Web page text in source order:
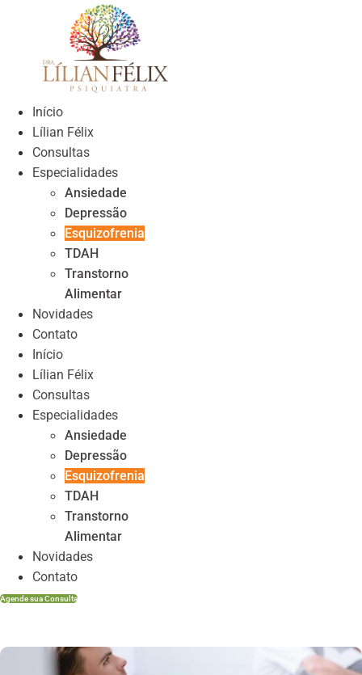
Início
Lílian Félix
Consultas
Especialidades
Ansiedade
Depressão
Esquizofrenia
TDAH
Transtorno
Alimentar
Novidades
Contato
Início
Lílian Félix
Consultas
Especialidades
Ansiedade
Depressão
Esquizofrenia
TDAH
Transtorno
Alimentar
Novidades
Contato
Agende sua Consulta